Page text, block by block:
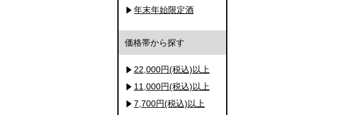
年末年始限定酒
価格帯から探す
22,000円(税込)以上
11,000円(税込)以上
7,700円(税込)以上